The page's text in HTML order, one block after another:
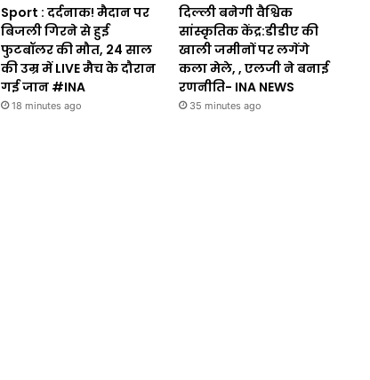
Sport : दर्दनाक! मैदान पर
बिजली गिरने से हुई
फुटबॉलर की मौत, 24 साल
की उम्र में LIVE मैच के दौरान
गई जान #INA
18 minutes ago
दिल्ली बनेगी वैश्विक
सांस्कृतिक केंद्र:डीडीए की
खाली जमीनों पर लगेंगे
कला मेले, , एलजी ने बनाई
रणनीति- INA NEWS
35 minutes ago